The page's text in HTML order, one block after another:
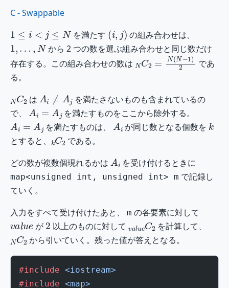
C - Swappable
を満たす
(i
の組み合わせは、
1 … N
から 2 つの数を選ぶ組み合わせと同じ数だけ
存在する。この組み合わせの数は
NC2 =N(N−1)2
であ
る。
は
Ai A
を満たさないものも含まれているの
で、
Ai=A
を満たすものをここから除外する。
Ai= Aj
を満たすものは、
A
が同じ数となる個数を
とすると、
kC2
である。
どの数が複数個現れるかは
A
を受け付けるときに
map<unsigned int, unsigned int> m で記録し
ていく。
入力をすべて受け付けたあと、 m の各要素に対して
value
が
2
以上のものに対して
valueC2
を計算して、
NC2
から引いていく。残った値が答えとなる。
#include <iostream>
#include <map>